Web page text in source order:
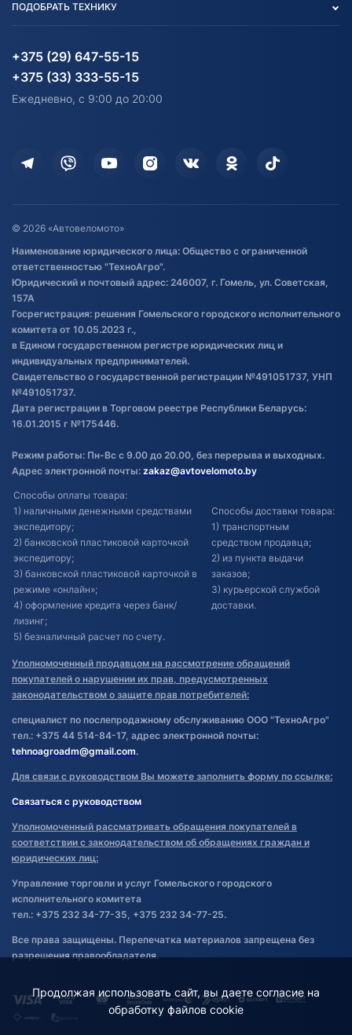
Блог
Карта сайта
Согласие на обработку
Информация до получения
согласия на обработку
Доставка
Дополнительные услуги
Оставить отзыв
Договор публичной оферты
Обработка файлов cookie
Постановка транспорта на учет
Обновления в ЭПТС 2024
Агротехника
Водный транспорт
Электротранспорт
Здоровье
ПОДОБРАТЬ ТЕХНИКУ
Агротехника
Электротранспорт
+375 (29) 647-55-15
+375 (33) 333-55-15
Ежедневно, с 9:00 до 20:00
© 2026 «Автовеломото»
Наименование юридического лица: Общество с ограниченной
ответственностью "ТехноАгро".
Юридический и почтовый адрес: 246007, г. Гомель, ул. Советская,
157А
Госрегистрация: решения Гомельского городского исполнительного
комитета от 10.05.2023 г.,
в Едином государственном регистре юридических лиц и
индивидуальных предпринимателей.
Свидетельство о государственной регистрации №491051737, УНП
№491051737.
Дата регистрации в Торговом реестре Республики Беларусь:
16.01.2015 г №175446.
Режим работы: Пн-Вс с 9.00 до 20.00, без перерыва и выходных.
Адрес электронной почты: zakaz@avtovelomoto.by
Способы оплаты товара:
1) наличными денежными средствами
экспедитору;
2) банковской пластиковой карточкой
экспедитору;
3) банковской пластиковой карточкой в
режиме «онлайн»;
4) оформление кредита через банк/
лизинг;
5) безналичный расчет по счету.
Способы доставки товара:
1) транспортным
средством продавца;
2) из пункта выдачи
заказов;
3) курьерской службой
доставки.
Уполномоченный продавцом на рассмотрение обращений
покупателей о нарушении их прав, предусмотренных
законодательством о защите прав потребителей:
специалист по послепродажному обслуживанию ООО "ТехноАгро"
тел.: +375 44 514-84-17, адрес электронной почты:
tehnoagroadm@gmail.com.
Для связи с руководством Вы можете заполнить форму по ссылке:
Связаться с руководством
Уполномоченный рассматривать обращения покупателей в
соответствии с законодательством об обращениях граждан и
юридических лиц:
Управление торговли и услуг Гомельского городского
исполнительного комитета
тел.: +375 232 34-77-35, +375 232 34-77-25.
Все права защищены. Перепечатка материалов запрещена без
разрешения правообладателя.
Продолжая использовать сайт, вы даете согласие на
обработку файлов cookie